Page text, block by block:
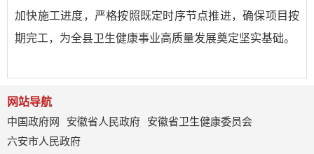
加快施工进度，严格按照既定时序节点推进，确保项目按
期完工，为全县卫生健康事业高质量发展奠定坚实基础。
网站导航
中国政府网
安徽省人民政府
安徽省卫生健康委员会
六安市人民政府